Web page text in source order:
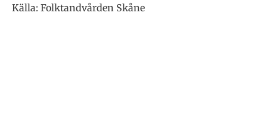
Källa: Folktandvården Skåne